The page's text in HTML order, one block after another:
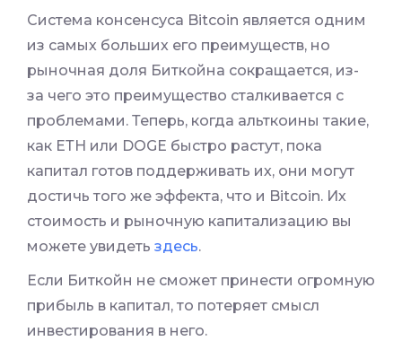
Система консенсуса Bitcoin является одним
из самых больших его преимуществ, но
рыночная доля Биткойна сокращается, из-
за чего это преимущество сталкивается с
проблемами. Теперь, когда альткоины такие,
как ЕТН или DOGE быстро растут, пока
капитал готов поддерживать их, они могут
достичь того же эффекта, что и Bitcoin. Их
стоимость и рыночную капитализацию вы
можете увидеть здесь.
Если Биткойн не сможет принести огромную
прибыль в капитал, то потеряет смысл
инвестирования в него.